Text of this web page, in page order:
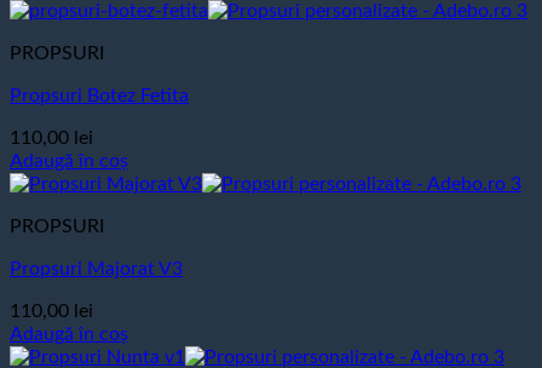
PROPSURI
Propsuri Botez Fetita
110,00 lei
Adaugă în coș
PROPSURI
Propsuri Majorat V3
110,00 lei
Adaugă în coș